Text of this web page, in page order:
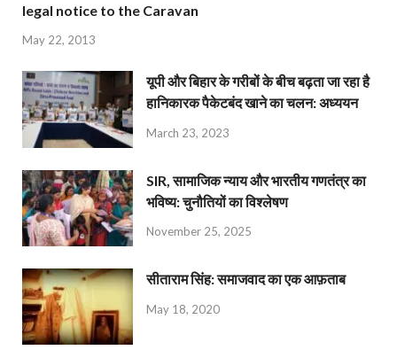
legal notice to the Caravan
May 22, 2013
यूपी और बिहार के गरीबों के बीच बढ़ता जा रहा है
हानिकारक पैकेटबंद खाने का चलन: अध्ययन
March 23, 2023
SIR, सामाजिक न्याय और भारतीय गणतंत्र का
भविष्य: चुनौतियों का विश्लेषण
November 25, 2025
सीताराम सिंह: समाजवाद का एक आफ़ताब
May 18, 2020